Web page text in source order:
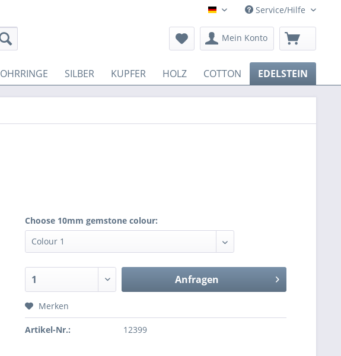
Deutsch Service/Hilfe
Mein Konto
OHRRINGE SILBER KUPFER HOLZ COTTON EDELSTEIN
Choose 10mm gemstone colour:
Anfragen
Merken
Artikel-Nr.: 12399